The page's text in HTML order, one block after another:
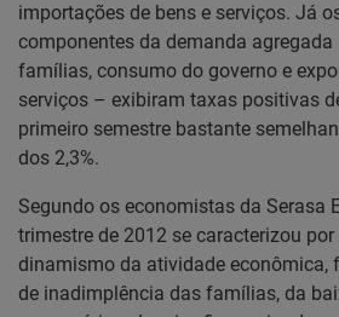
importações de bens e serviços. Já
componentes da demanda
famílias, consumo do governo e
serviços – exibiram taxas positivas
primeiro semestre bastante
dos 2,3%.
Segundo os economistas da Serasa
trimestre de 2012 se caracterizou
dinamismo da atividade econômica,
de inadimplência das famílias, da